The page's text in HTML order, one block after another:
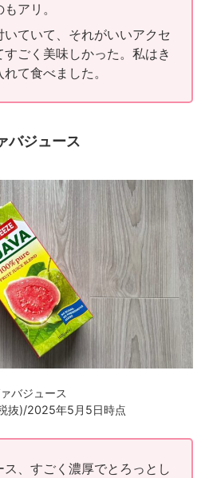
アリ。
いていて、それがいいアクセ
ごく美味しかった。私はき
て食べました。
バジュース
バジュース
抜)/2025年5月5日時点
ス、すごく濃厚でとろっとし